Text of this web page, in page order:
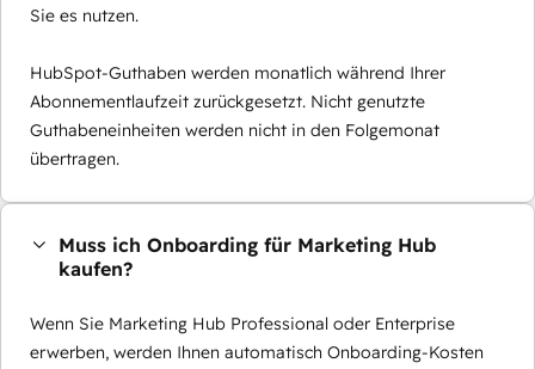
Sie es nutzen.
HubSpot-Guthaben werden monatlich während Ihrer
Abonnementlaufzeit zurückgesetzt. Nicht genutzte
Guthabeneinheiten werden nicht in den Folgemonat
übertragen.
Muss ich Onboarding für Marketing Hub
kaufen?
Wenn Sie Marketing Hub Professional oder Enterprise
erwerben, werden Ihnen automatisch Onboarding-Kosten